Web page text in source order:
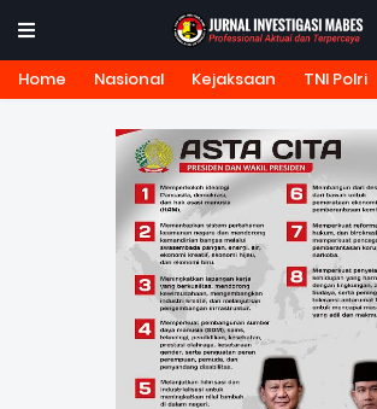
Home Nasional Kejaksaan TNI Polri